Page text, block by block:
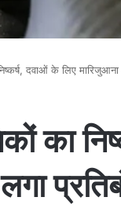
दवाओं के लिए मारिजुआना
का